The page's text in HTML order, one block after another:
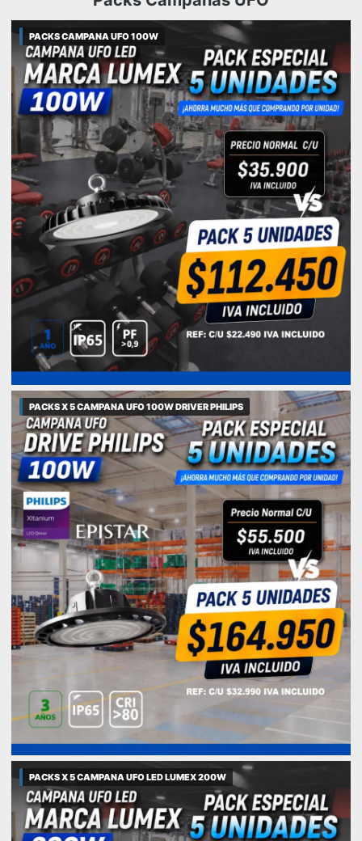
PACKS CAMPANA UFO 100W
PACKS X 5 CAMPANA UFO 100W DRIVER PHILIPS
PACKS X 5 CAMPANA UFO LED LUMEX 200W